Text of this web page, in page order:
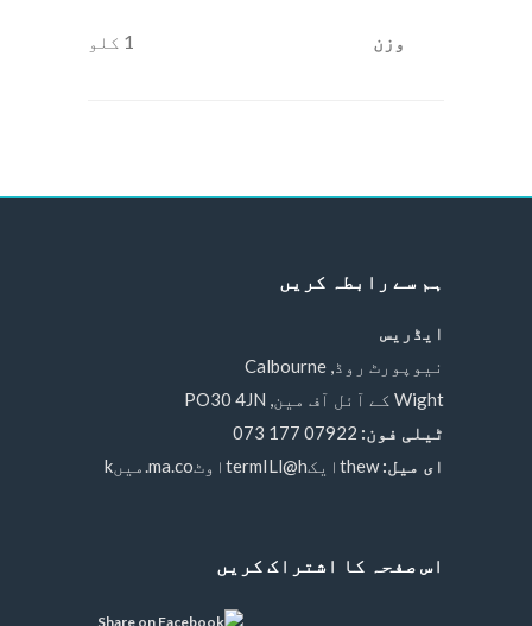
وزن 1 کلو
ہم سے رابطہ کریں
ایڈریس
نیوپورٹ روڈ, Calbourne
Wight کے آئل آف مین, PO30 4JN
ٹیلی فون:
ای میل: thewایکtermILl@hاوٹma.co.میںk
اس صفحہ کا اشتراک کریں